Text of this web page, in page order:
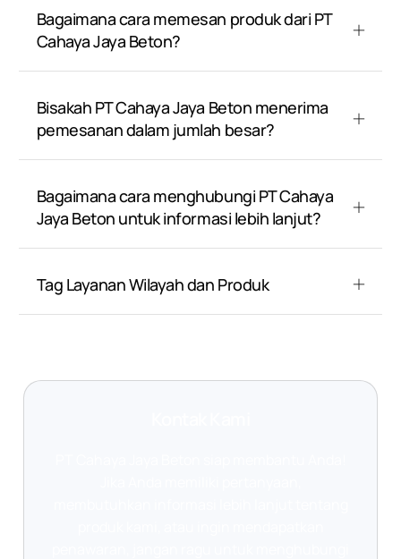
Bagaimana cara memesan produk dari PT
Cahaya Jaya Beton?
Bisakah PT Cahaya Jaya Beton menerima
pemesanan dalam jumlah besar?
Bagaimana cara menghubungi PT Cahaya
Jaya Beton untuk informasi lebih lanjut?
Tag Layanan Wilayah dan Produk